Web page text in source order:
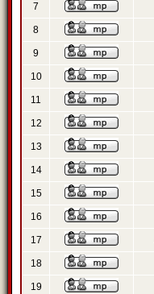
7
8
9
10
11
12
13
14
15
16
17
18
19